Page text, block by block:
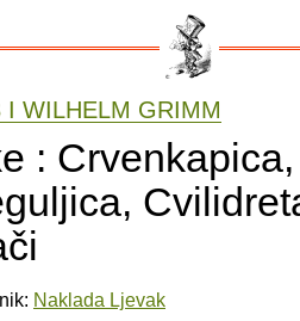
I WILHELM GRIMM
:
Naklada Ljevak